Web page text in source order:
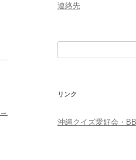
→
連絡先
リンク
沖縄クイズ愛好会・